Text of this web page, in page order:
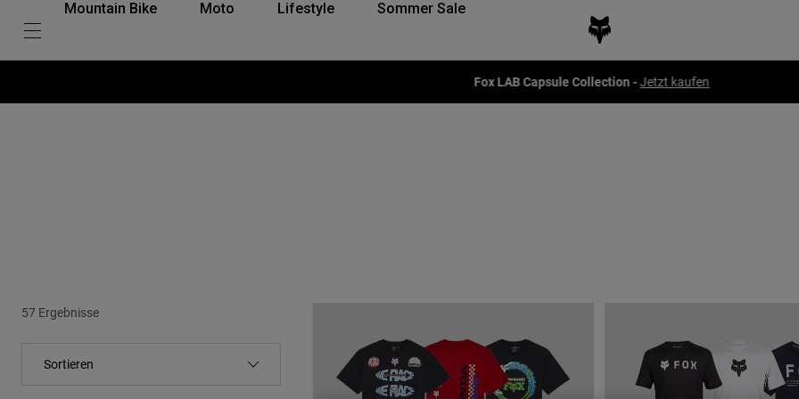
Mountain Bike Moto Lifestyle Sommer Sale
Fox LAB Capsule Collection -Jetzt kaufen
57 Ergebnisse